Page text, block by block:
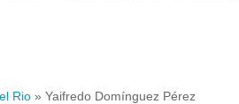
Rio » Yaifredo Domínguez Pérez